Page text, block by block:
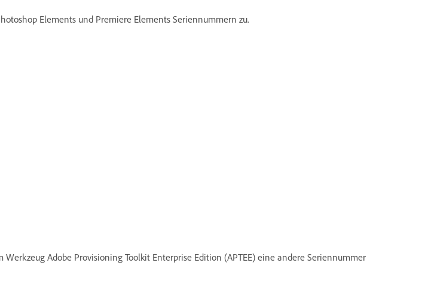
Elements und Premiere Elements Seriennummern zu.
Adobe Provisioning Toolkit Enterprise Edition (APTEE) eine andere Seriennummer